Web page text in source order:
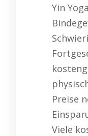
Yin
Preise
Viele